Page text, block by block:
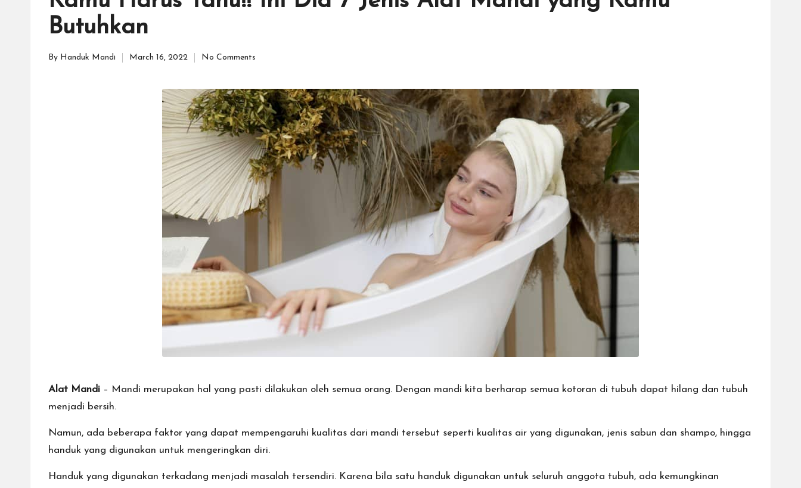
Butuhkan
Posted
By Handuk Mandi March 16, 2022 No Comments
Alat Mandi – Mandi merupakan hal yang pasti dilakukan oleh semua orang. Dengan mandi kita berharap semua kotoran di tubuh dapat hilang dan tubuh
menjadi bersih.
Namun, ada beberapa faktor yang dapat mempengaruhi kualitas dari mandi tersebut seperti kualitas air yang digunakan, jenis sabun dan shampo, hingga
handuk yang digunakan untuk mengeringkan diri.
Handuk yang digunakan terkadang menjadi masalah tersendiri. Karena bila satu handuk digunakan untuk seluruh anggota tubuh, ada kemungkinan